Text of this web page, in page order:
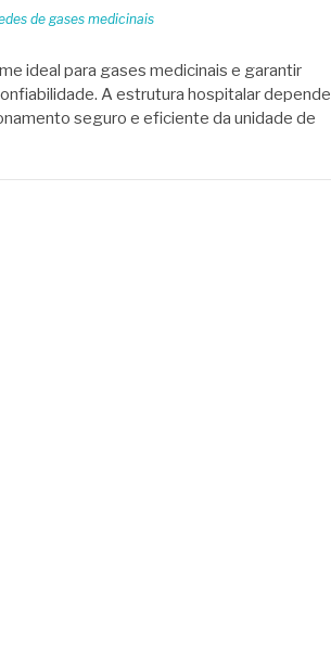
de gases medicinais
ideal para gases medicinais e garantir
A estrutura hospitalar depende
seguro e eficiente da unidade de